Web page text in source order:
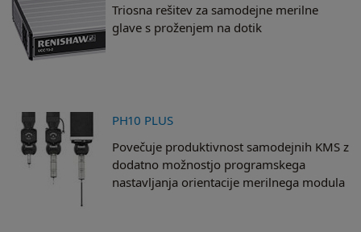
Triosna rešitev za samodejne merilne
glave s proženjem na dotik
PH10 PLUS
Povečuje produktivnost samodejnih KMS z
dodatno možnostjo programskega
nastavljanja orientacije merilnega modula